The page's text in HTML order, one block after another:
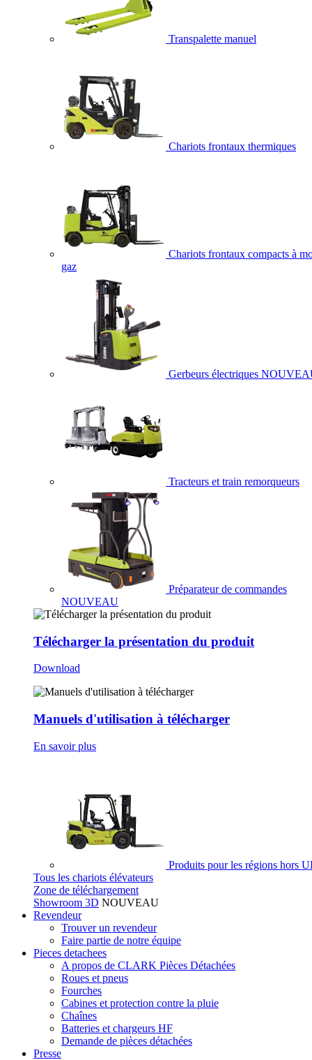
Transpalette manuel
Chariots frontaux thermiques
Chariots frontaux compacts à
gaz
Gerbeurs électriques
Tracteurs et train remorqueurs
Préparateur de commandes
NOUVEAU
Télécharger la présentation du produit
Download
Manuels d'utilisation à télécharger
En savoir plus
Produits pour les régions hors
Tous les chariots élévateurs
Zone de téléchargement
Showroom 3D NOUVEAU
Revendeur
Trouver un revendeur
Faire partie de notre équipe
Pieces detachees
A propos de CLARK Pièces Détachées
Roues et pneus
Fourches
Cabines et protection contre la pluie
Chaînes
Batteries et chargeurs HF
Demande de pièces détachées
Presse